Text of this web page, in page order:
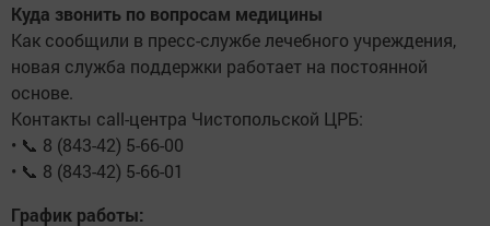
Куда звонить по вопросам медицины
Как сообщили в пресс-службе лечебного учреждения,
новая служба поддержки работает на постоянной
основе.
Контакты call-центра Чистопольской ЦРБ:
• 📞 8 (843-42) 5-66-00
• 📞 8 (843-42) 5-66-01
График работы: